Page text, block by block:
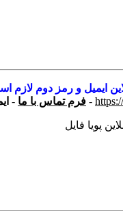
ایمیل و رمز دوم لازم
- فرم تماس با ما -
پویا فایل